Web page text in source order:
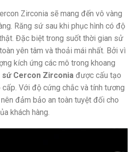
Zirconia sẽ mang đến vô vàng
Răng sứ sau khi phục hình có độ
Đặc biệt trong suốt thời gian sử
yên tâm và thoải mái nhất. Bởi vì
kích ứng các mô trong khoang
sứ Cercon Zirconia được cấu tạo
Với độ cứng chắc và tính tương
đảm bảo an toàn tuyệt đối cho
khách hàng.